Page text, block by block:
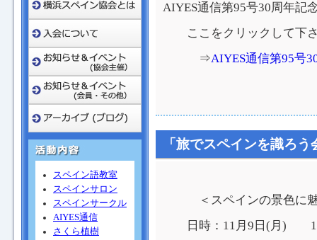
スペイン語教室
スペインサロン
スペインサークル
AIYES通信
さくら植樹
AIYES通信第95号30周年記
ここをクリックして下
⇒AIYES通信第95号
「旅でスペインを識ろ
＜スペインの景色に魅
日時：11月9日(月) 15